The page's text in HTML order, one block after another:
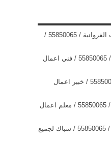
معلم صحي سباك اسطبلات الفروانية / 55850065 /
معلم صحي سباك الجابرية / 55850065 / فني اعمال
معلم صحي سباك البر / 55850065 / خبير اعمال
معلم صحي سباك الاندلس / 55850065 / معلم اعمال
معلم صحي سباك الاحمدي / 55850065 / سباك لجميع